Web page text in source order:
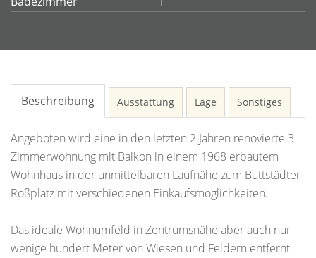
Beschreibung Ausstattung Lage Sonstiges
Angeboten wird eine in den letzten 2 Jahren renovierte 3
Zimmerwohnung mit Balkon in einem 1968 erbautem
Wohnhaus in der unmittelbaren Laufnähe zum Buttstädter
Roßplatz mit verschiedenen Einkaufsmöglichkeiten.
Das ideale Wohnumfeld in Zentrumsnähe aber auch nur
wenige hundert Meter von Wiesen und Feldern entfernt.